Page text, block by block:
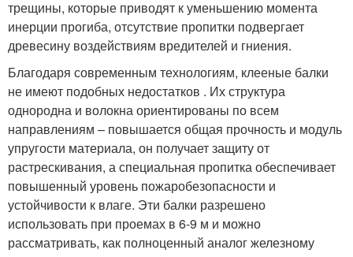
трещины, которые приводят к уменьшению момента
инерции прогиба, отсутствие пропитки подвергает
древесину воздействиям вредителей и гниения.
Благодаря современным технологиям, клееные балки
не имеют подобных недостатков . Их структура
однородна и волокна ориентированы по всем
направлениям – повышается общая прочность и модуль
упругости материала, он получает защиту от
растрескивания, а специальная пропитка обеспечивает
повышенный уровень пожаробезопасности и
устойчивости к влаге. Эти балки разрешено
использовать при проемах в 6-9 м и можно
рассматривать, как полноценный аналог железному